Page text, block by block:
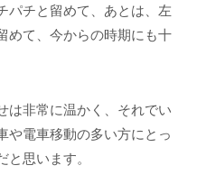
パチと留めて、あとは、左
めて、今からの時期にも十
は非常に温かく、それでい
や電車移動の多い方にとっ
思います。